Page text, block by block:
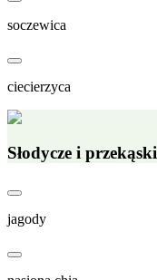
soczewica
ciecierzyca
Słodycze i przekąski
jagody